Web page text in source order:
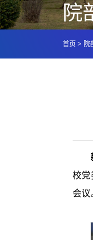
院
首页 > 院
校党
会议